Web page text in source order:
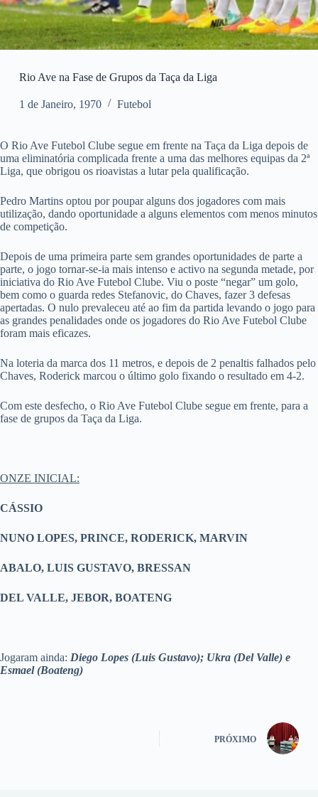
Rio Ave na Fase de Grupos da Taça da Liga
1 de Janeiro, 1970 Futebol
O Rio Ave Futebol Clube segue em frente na Taça da Liga depois de
uma eliminatória complicada frente a uma das melhores equipas da 2ª
Liga, que obrigou os rioavistas a lutar pela qualificação.
Pedro Martins optou por poupar alguns dos jogadores com mais
utilização, dando oportunidade a alguns elementos com menos minutos
de competição.
Depois de uma primeira parte sem grandes oportunidades de parte a
parte, o jogo tornar-se-ia mais intenso e activo na segunda metade, por
iniciativa do Rio Ave Futebol Clube. Viu o poste “negar” um golo,
bem como o guarda redes Stefanovic, do Chaves, fazer 3 defesas
apertadas. O nulo prevaleceu até ao fim da partida levando o jogo para
as grandes penalidades onde os jogadores do Rio Ave Futebol Clube
foram mais eficazes.
Na loteria da marca dos 11 metros, e depois de 2 penaltis falhados pelo
Chaves, Roderick marcou o último golo fixando o resultado em 4-2.
Com este desfecho, o Rio Ave Futebol Clube segue em frente, para a
fase de grupos da Taça da Liga.
ONZE INICIAL:
CÁSSIO
NUNO LOPES, PRINCE, RODERICK, MARVIN
ABALO, LUIS GUSTAVO, BRESSAN
DEL VALLE, JEBOR, BOATENG
Jogaram ainda: Diego Lopes (Luis Gustavo); Ukra (Del Valle) e
Esmael (Boateng)
PRÓXIMO